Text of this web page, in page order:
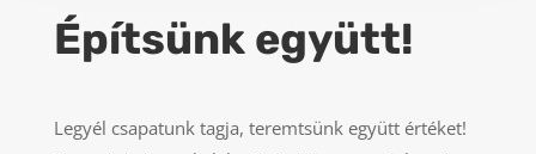
Építsünk együtt!
Legyél csapatunk tagja, teremtsünk együtt értéket!